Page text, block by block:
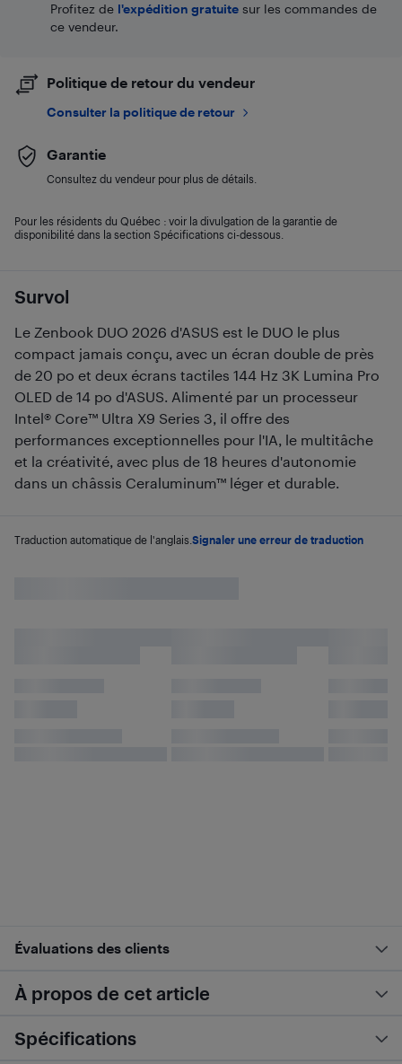
Survol
Le Zenbook DUO 2026 d'ASUS est le DUO le plus
compact jamais conçu, avec un écran double de près
de 20 po et deux écrans tactiles 144 Hz 3K Lumina Pro
OLED de 14 po d'ASUS. Alimenté par un processeur
Intel® Core™ Ultra X9 Series 3, il offre des
performances exceptionnelles pour l'IA, le multitâche
et la créativité, avec plus de 18 heures d'autonomie
dans un châssis Ceraluminum™ léger et durable.
Traduction automatique de l'anglais. Signaler une erreur de traduction
Profitez de l'expédition gratuite sur les commandes de
ce vendeur.
Politique de retour du vendeur
Consulter la politique de retour
Garantie
Consultez du vendeur pour plus de détails.
Pour les résidents du Québec : voir la divulgation de la garantie de
disponibilité dans la section Spécifications ci-dessous.
Évaluations des clients
À propos de cet article
Spécifications